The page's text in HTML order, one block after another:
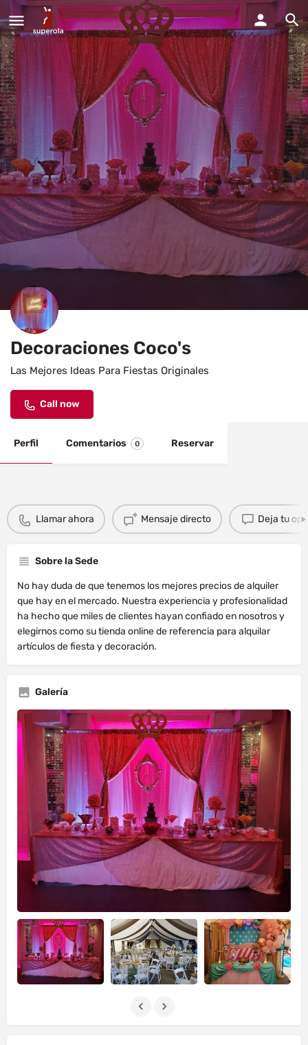
Decoraciones Coco's
Las Mejores Ideas Para Fiestas Originales
Call now
Perfil Comentarios 0 Reservar
Llamar ahora Mensaje directo Deja tu
Sobre la Sede
No hay duda de que tenemos los mejores precios de alquiler
que hay en el mercado. Nuestra experiencia y profesionalidad
ha hecho que miles de clientes hayan confiado en nosotros y
elegirnos como su tienda online de referencia para alquilar
artículos de fiesta y decoración.
Galería